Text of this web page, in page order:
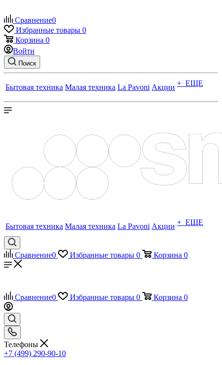
Сравнение0
Избранные товары 0
Корзина 0
Войти
Поиск
Бытовая техника Малая техника La Pavoni Акции + ЕЩЕ
Бытовая техника Малая техника La Pavoni Акции + ЕЩЕ
Сравнение0 Избранные товары 0 Корзина 0
Сравнение0 Избранные товары 0 Корзина 0
Телефоны
+7 (499) 290-90-10